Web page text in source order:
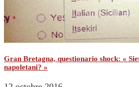
Gran Bretagna, questionario shock: «
napoletani? »